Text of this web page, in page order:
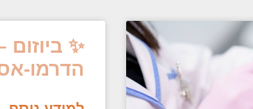
✨
הדרמו-